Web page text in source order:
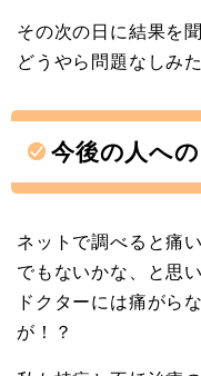
その次の日に結果を聞
どうやら問題なしみ
今後の人へ
ネットで調べると痛
でもないかな、と思い
ドクターには痛がら
が！？